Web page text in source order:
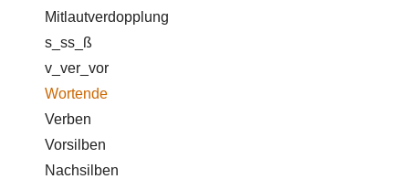
Mitlautverdopplung
s_ss_ß
v_ver_vor
Wortende
Verben
Vorsilben
Nachsilben